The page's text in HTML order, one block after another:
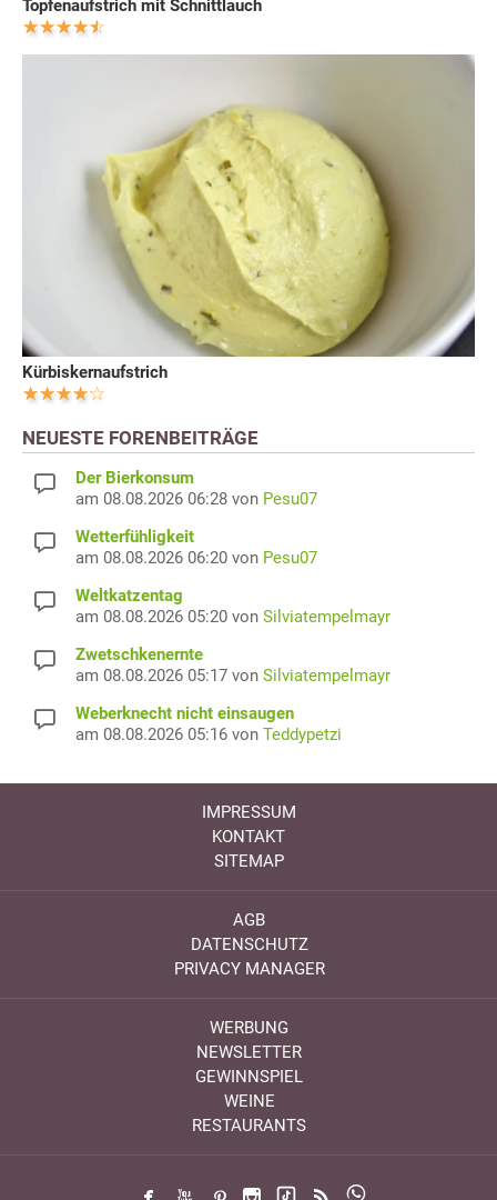
Topfenaufstrich mit Schnittlauch
Kürbiskernaufstrich
NEUESTE FORENBEITRÄGE
Der Bierkonsum
am 08.08.2026 06:28 von Pesu07
Wetterfühligkeit
am 08.08.2026 06:20 von Pesu07
Weltkatzentag
am 08.08.2026 05:20 von Silviatempelmayr
Zwetschkenernte
am 08.08.2026 05:17 von Silviatempelmayr
Weberknecht nicht einsaugen
am 08.08.2026 05:16 von Teddypetzi
IMPRESSUM
KONTAKT
SITEMAP
AGB
DATENSCHUTZ
PRIVACY MANAGER
WERBUNG
NEWSLETTER
GEWINNSPIEL
WEINE
RESTAURANTS